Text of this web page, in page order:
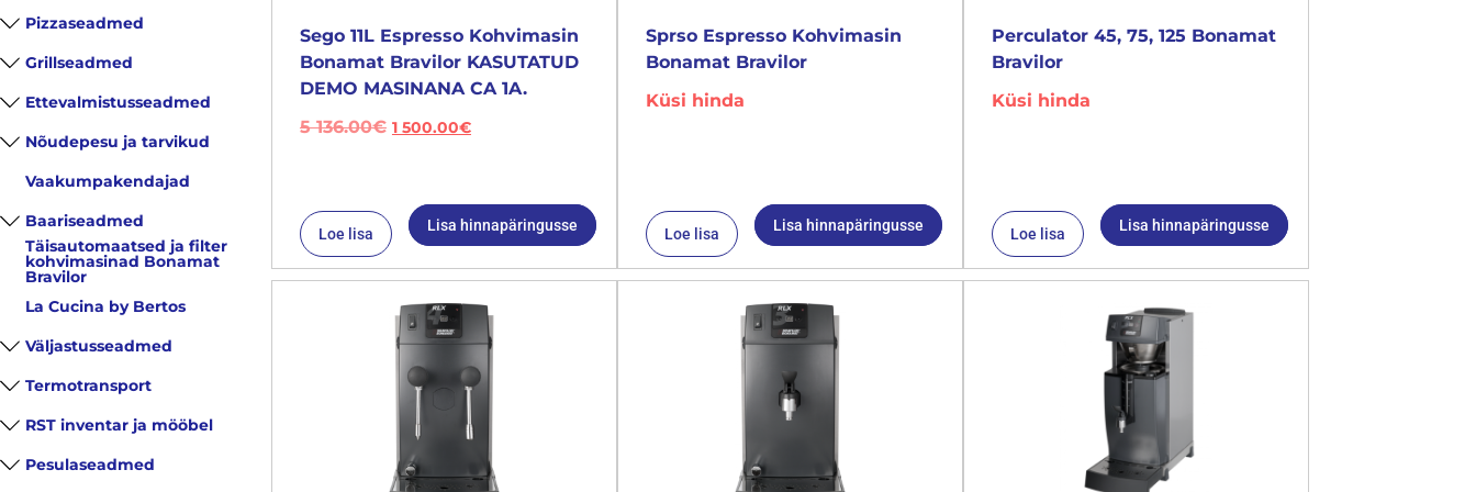
Pizzaseadmed
Grillseadmed
Ettevalmistusseadmed
Nõudepesu ja tarvikud
Vaakumpakendajad
Baariseadmed
Täisautomaatsed ja filter
kohvimasinad Bonamat
Bravilor
La Cucina by Bertos
Väljastusseadmed
Termotransport
RST inventar ja mööbel
Pesulaseadmed
Sego 11L Espresso Kohvimasin
Bonamat Bravilor KASUTATUD
DEMO MASINANA CA 1A.
5 136.00€ 1 500.00€
Loe lisa Lisa hinnapäringusse
Sprso Espresso Kohvimasin
Bonamat Bravilor
Küsi hinda
Loe lisa Lisa hinnapäringusse
Perculator 45, 75, 125 Bonamat
Bravilor
Küsi hinda
Loe lisa Lisa hinnapäringusse